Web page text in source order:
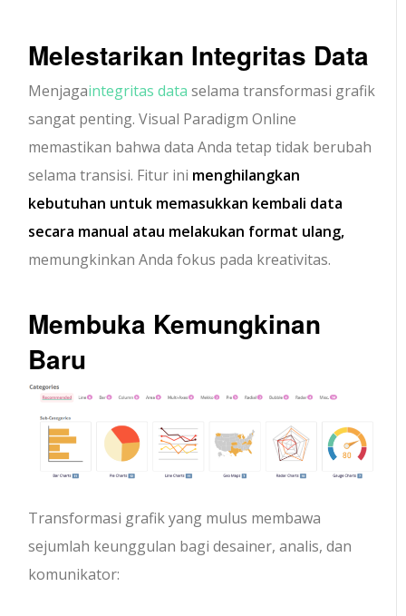
Melestarikan Integritas Data
Menjagaintegritas data selama transformasi grafik
sangat penting. Visual Paradigm Online
memastikan bahwa data Anda tetap tidak berubah
selama transisi. Fitur ini menghilangkan
kebutuhan untuk memasukkan kembali data
secara manual atau melakukan format ulang,
memungkinkan Anda fokus pada kreativitas.
Membuka Kemungkinan
Baru
Transformasi grafik yang mulus membawa
sejumlah keunggulan bagi desainer, analis, dan
komunikator: